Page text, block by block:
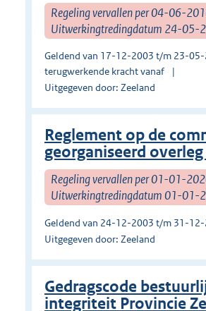
Regeling vervallen per 04-06-
Uitwerkingtredingdatum 24-05-
Geldend van 17-12-2003 t/m 23-
terugwerkende kracht vanaf
Uitgegeven door: Zeeland
Reglement op de
georganiseerd overleg
Regeling vervallen per 01-01-
Uitwerkingtredingdatum 01-01-
Geldend van 24-12-2003 t/m 31-
Uitgegeven door: Zeeland
Gedragscode
integriteit Provincie